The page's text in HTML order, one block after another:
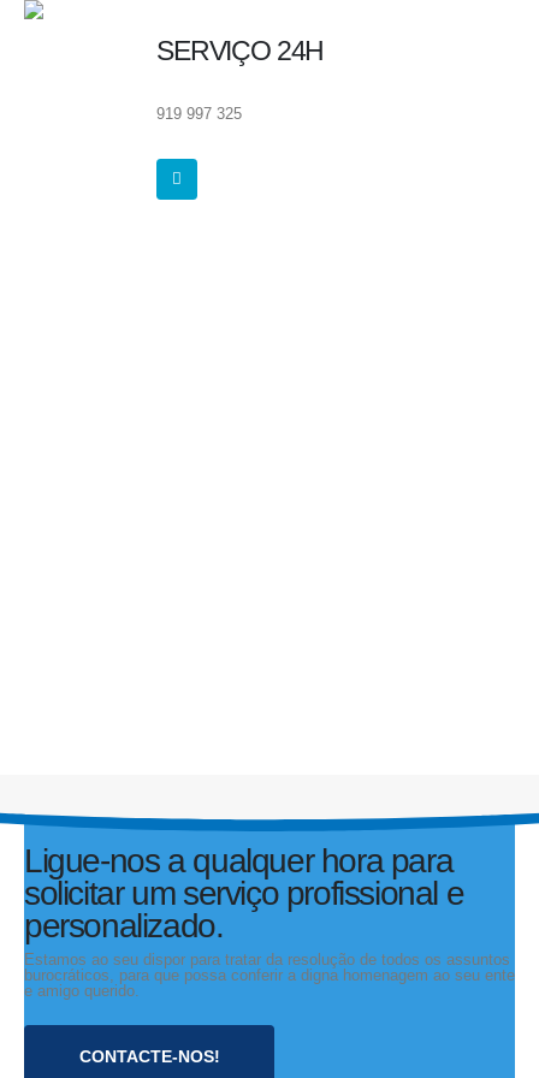
SERVIÇO 24H
919 997 325
Ligue-nos a qualquer hora para
solicitar um serviço profissional e
personalizado.
Estamos ao seu dispor para tratar da resolução de todos os assuntos
burocráticos, para que possa conferir a digna homenagem ao seu ente
e amigo querido.
CONTACTE-NOS!
4450-602 Matosinhos
229 955 558
919 997 325
geral@afunerariadeleca.pt
Política de Privacidade
Aderente ao Livro de Reclamações Eletrônico